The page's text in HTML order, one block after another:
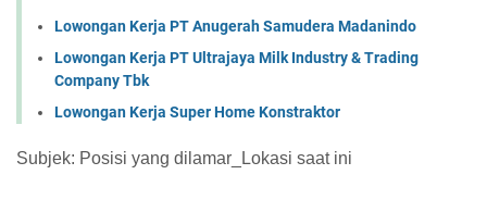
Lowongan Kerja PT Anugerah Samudera Madanindo
Lowongan Kerja PT Ultrajaya Milk Industry & Trading
Company Tbk
Lowongan Kerja Super Home Konstraktor
Subjek: Posisi yang dilamar_Lokasi saat ini